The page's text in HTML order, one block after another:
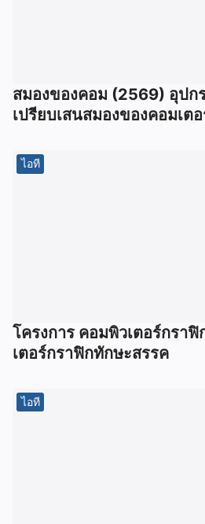
สมองของคอม (2569) อุปก
เปรียบเสนสมองของคอมเตอ
ไอที
โครงการ คอมพิวเตอร์กรา
เตอร์กราฟิกทักษะสรรค
ไอที